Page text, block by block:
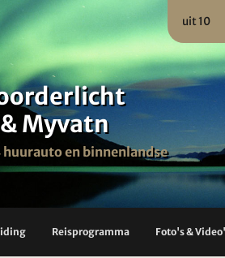
uit 10
Myvatn
en binnenlandse
Reisprogramma Foto's &